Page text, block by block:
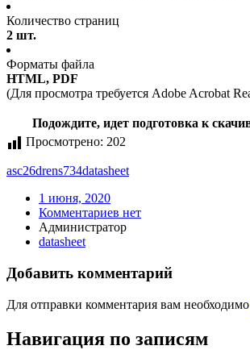
Количество страниц
2 шт.
Форматы файла
HTML, PDF
(Для просмотра требуется Adobe Acrobat
Подождите, идет подготовка к
Просмотрено: 202
asc26drens734datasheet
1 июня, 2020
Комментариев нет
Администратор
datasheet
Добавить комментарий
Для отправки комментария вам необходимо
Навигация по записям